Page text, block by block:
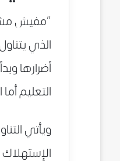
“مفيش
الذي
أضرارها
التعليم
ويأتي